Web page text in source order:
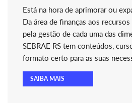
Está na hora de aprimorar ou
Da área de finanças aos
pela gestão de cada uma das
SEBRAE RS tem conteúdos,
formato certo para as suas
SAIBA MAIS